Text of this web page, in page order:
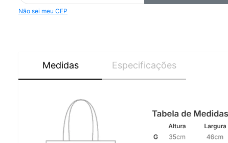
Não sei meu CEP
Medidas Especificações